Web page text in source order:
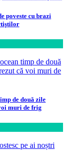
poveste cu brazi
de două zile
muri de frig